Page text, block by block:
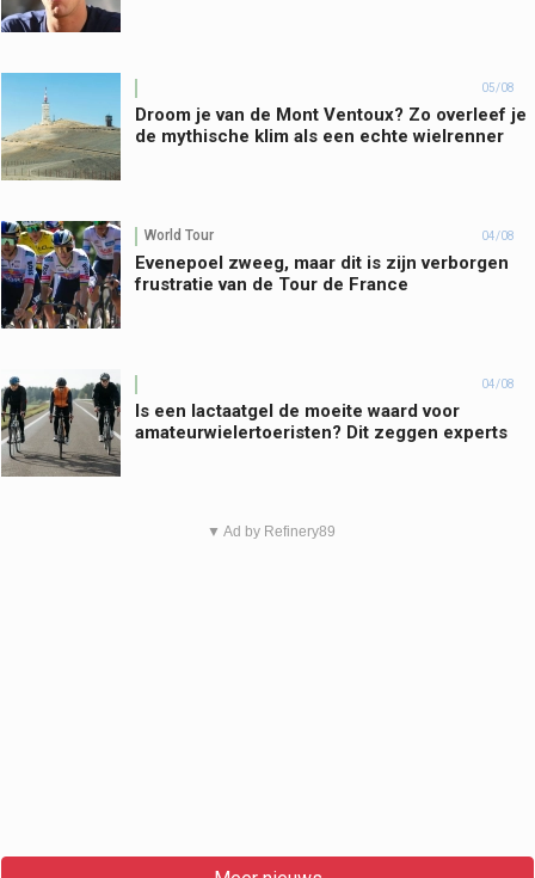
05/08
Droom je van de Mont Ventoux? Zo overleef je
de mythische klim als een echte wielrenner
World Tour 04/08
Evenepoel zweeg, maar dit is zijn verborgen
frustratie van de Tour de France
04/08
Is een lactaatgel de moeite waard voor
amateurwielertoeristen? Dit zeggen experts
▼ Ad by Refinery89